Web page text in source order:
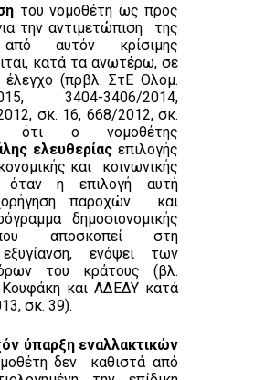
του νομοθέτη ως προς
την αντιμετώπιση της
από αυτόν κρίσιμης
κατά τα ανωτέρω, σε
έλεγχο (πρβλ. ΣτΕ Ολομ.
3404-3406/2014,
σκ. 16, 668/2012, σκ.
ότι ο νομοθέτης
ελευθερίας επιλογής
και κοινωνικής
όταν η επιλογή αυτή
παροχών και
δημοσιονομικής
αποσκοπεί στη
ενόψει των
του κράτους (βλ.
και ΑΔΕΔΥ κατά
σκ. 39).
ύπαρξη εναλλακτικών
δεν καθιστά από